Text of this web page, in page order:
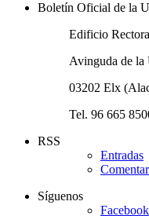
Boletín Oficial de la
Edificio
Avinguda de
03202 Elx
Tel. 96 665
RSS
Entradas
Síguenos
Facebook